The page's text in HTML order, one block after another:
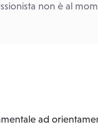
non è al
ad